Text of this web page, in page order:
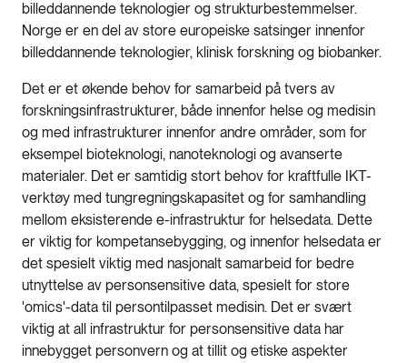
billeddannende teknologier og strukturbestemmelser.
Norge er en del av store europeiske satsinger innenfor
billeddannende teknologier, klinisk forskning og biobanker.
Det er et økende behov for samarbeid på tvers av
forskningsinfrastrukturer, både innenfor helse og medisin
og med infrastrukturer innenfor andre områder, som for
eksempel bioteknologi, nanoteknologi og avanserte
materialer. Det er samtidig stort behov for kraftfulle IKT-
verktøy med tungregningskapasitet og for samhandling
mellom eksisterende e-infrastruktur for helsedata. Dette
er viktig for kompetansebygging, og innenfor helsedata er
det spesielt viktig med nasjonalt samarbeid for bedre
utnyttelse av personsensitive data, spesielt for store
'omics'-data til persontilpasset medisin. Det er svært
viktig at all infrastruktur for personsensitive data har
innebygget personvern og at tillit og etiske aspekter